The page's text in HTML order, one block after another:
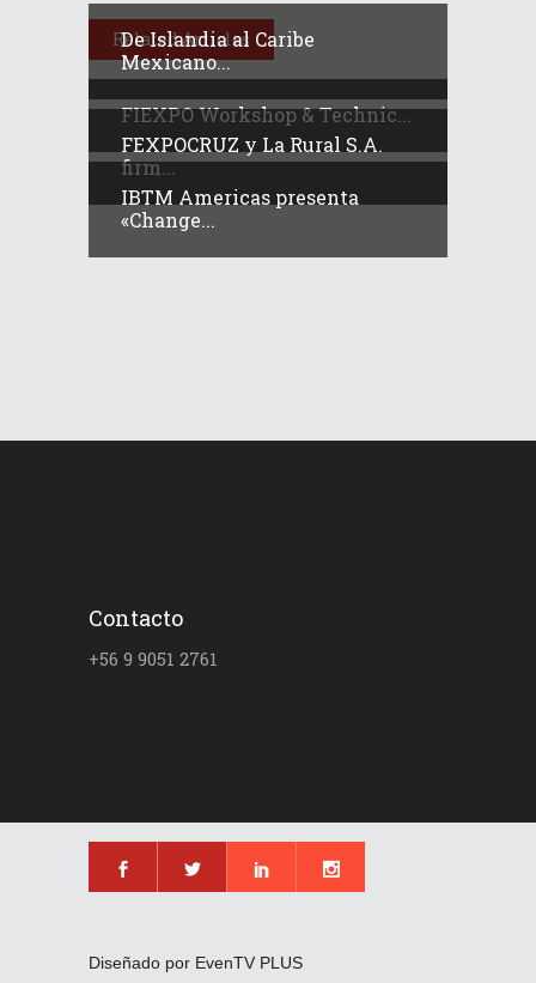
Related Articles
De Islandia al Caribe
Mexicano...
FIEXPO Workshop & Technic...
FEXPOCRUZ y La Rural S.A.
firm...
IBTM Americas presenta
«Change...
Contacto
+56 9 9051 2761
Diseñado por EvenTV PLUS